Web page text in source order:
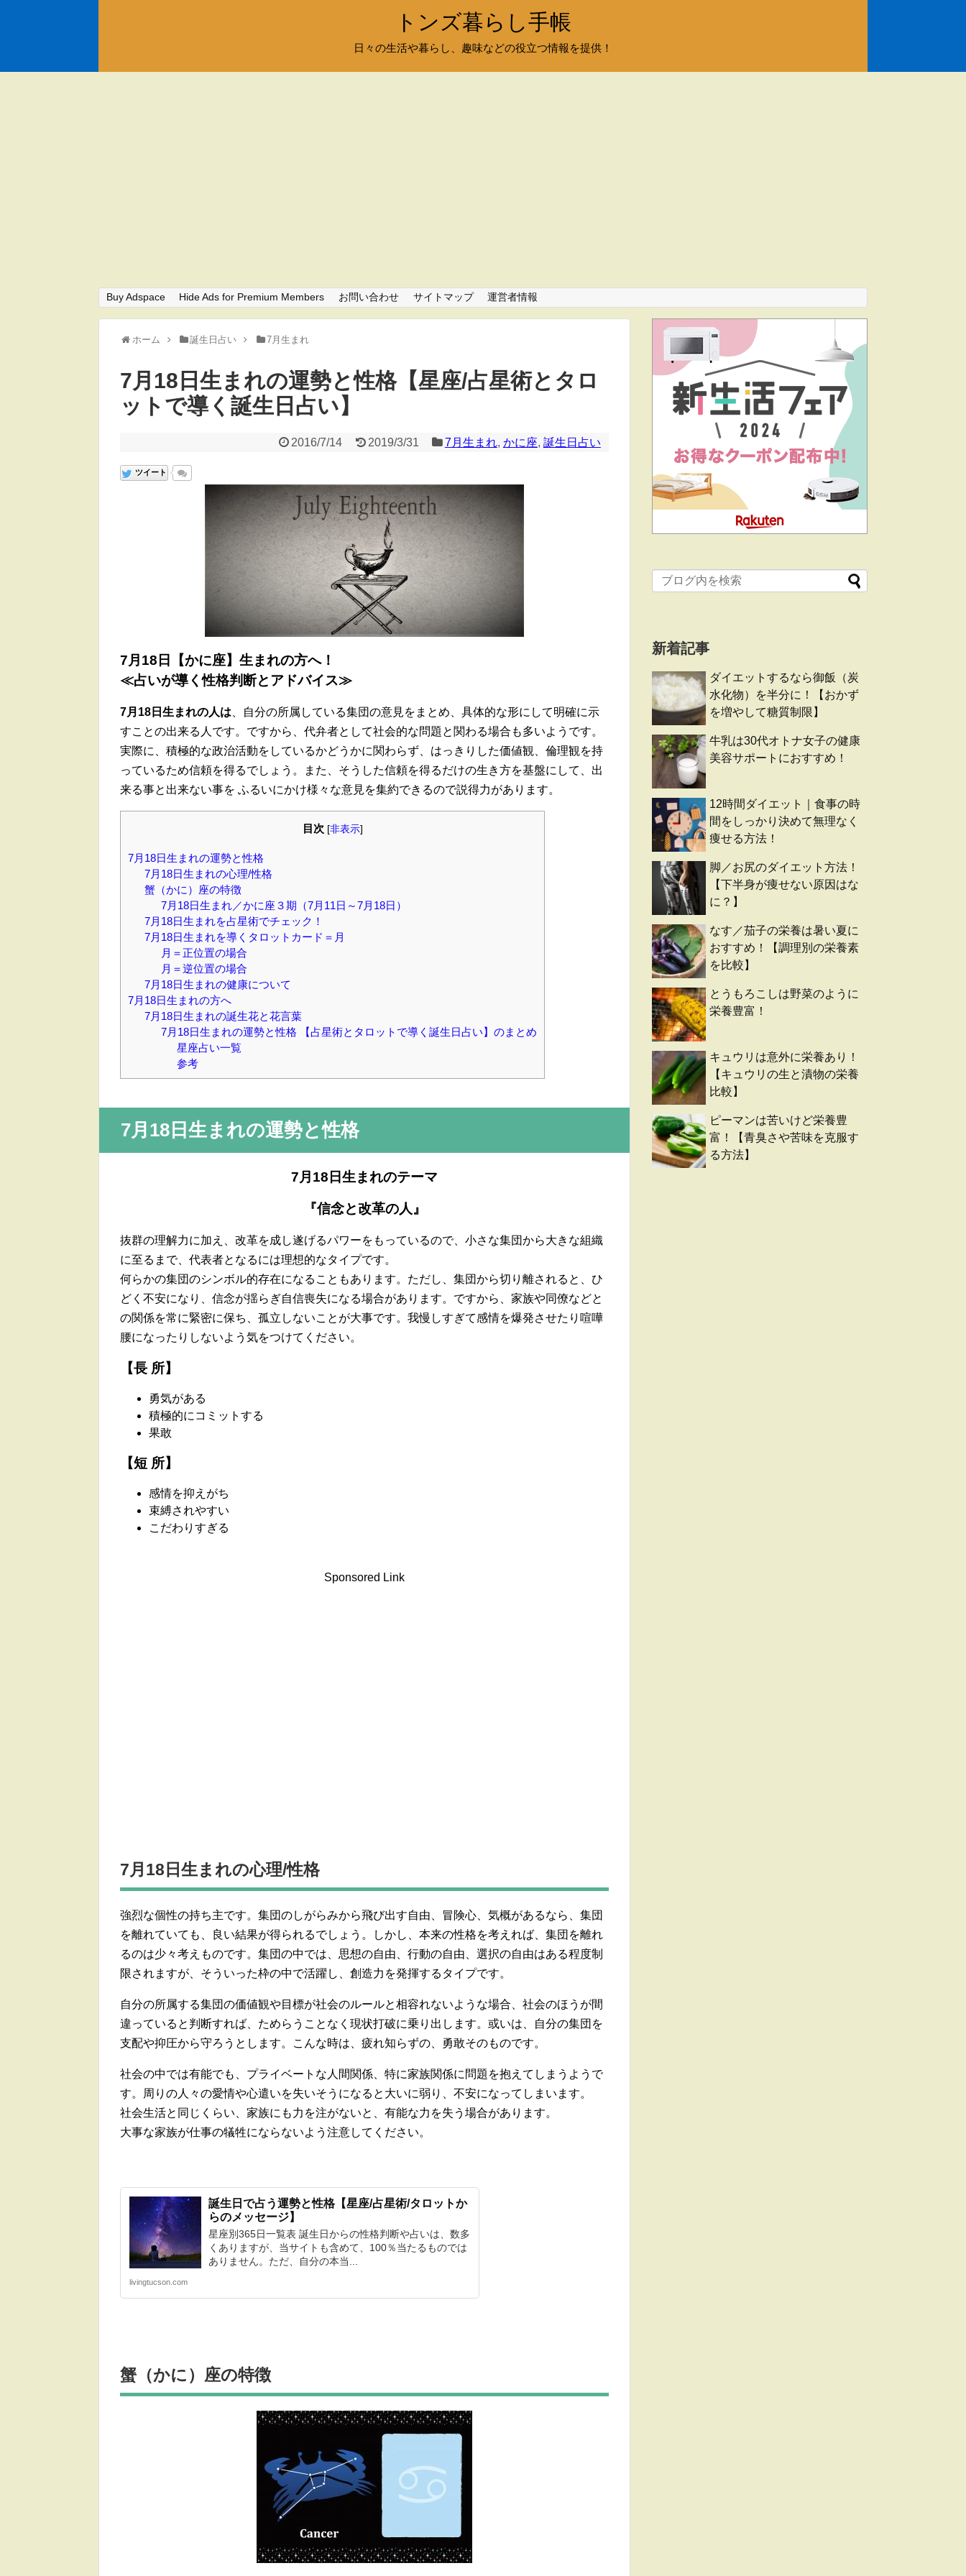
トンズ暮らし手帳
日々の生活や暮らし、趣味などの役立つ情報を提供！
Buy Adspace Hide Ads for Premium Members お問い合わせ サイトマップ 運営者情報
ホーム 誕生日占い 7月生まれ
7月18日生まれの運勢と性格【星座/占星術とタロ
ットで導く誕生日占い】
2016/7/14 2019/3/31 7月生まれ, かに座, 誕生日占い
ツイート
7月18日【かに座】生まれの方へ！
≪占いが導く性格判断とアドバイス≫
7月18日生まれの人は 、自分の所属している集団の意見をまとめ、具体的な形にして明確に示
すことの出来る人です。ですから、代弁者として社会的な問題と関わる場合も多いようです。
実際に、積極的な政治活動をしているかどうかに関わらず、はっきりした価値観、倫理観を持
っているため信頼を得るでしょう。また、そうした信頼を得るだけの生き方を基盤にして、出
来る事と出来ない事を ふるいにかけ様々な意見を集約できるので説得力があります。
目次 [非表示]
7月18日生まれの運勢と性格
7月18日生まれの心理/性格
蟹（かに）座の特徴
7月18日生まれ／かに座３期（7月11日～7月18日）
7月18日生まれを占星術でチェック！
7月18日生まれを導くタロットカード＝月
月＝正位置の場合
月＝逆位置の場合
7月18日生まれの健康について
7月18日生まれの方へ
7月18日生まれの誕生花と花言葉
7月18日生まれの運勢と性格 【占星術とタロットで導く誕生日占い】のまとめ
星座占い一覧
参考
7月18日 生まれの運勢と性格
7月18日生まれのテーマ
『信念と改革の人』
抜群の理解力に加え、改革を成し遂げるパワーをもっているので、小さな集団から大きな組織
に至るまで、代表者となるには理想的なタイプです。
何らかの集団のシンボル的存在になることもあります。ただし、集団から切り離されると、ひ
どく不安になり、信念が揺らぎ自信喪失になる場合があります。ですから、家族や同僚などと
の関係を常に緊密に保ち、孤立しないことが大事です。我慢しすぎて感情を爆発させたり喧嘩
腰になったりしないよう気をつけてください。
【長 所】
勇気がある
積極的にコミットする
果敢
【短 所】
感情を抑えがち
束縛されやすい
こだわりすぎる
Sponsored Link
7月18日生まれの心理/性格
強烈な個性の持ち主です。集団のしがらみから飛び出す自由、冒険心、気概があるなら、集団
を離れていても、良い結果が得られるでしょう。しかし、本来の性格を考えれば、集団を離れ
るのは少々考えものです。集団の中では、思想の自由、行動の自由、選択の自由はある程度制
限されますが、そういった枠の中で活躍し、創造力を発揮するタイプです。
自分の所属する集団の価値観や目標が社会のルールと相容れないような場合、社会のほうが間
違っていると判断すれば、ためらうことなく現状打破に乗り出します。或いは、自分の集団を
支配や抑圧から守ろうとします。こんな時は、疲れ知らずの、勇敢そのものです。
社会の中では有能でも、プライベートな人間関係、特に家族関係に問題を抱えてしまうようで
す。周りの人々の愛情や心遣いを失いそうになると大いに弱り、不安になってしまいます。
社会生活と同じくらい、家族にも力を注がないと、有能な力を失う場合があります。
大事な家族が仕事の犠牲にならないよう注意してください。
誕生日で占う運勢と性格【星座/占星術/タロットか
らのメッセージ】
星座別365日一覧表 誕生日からの性格判断や占いは、数多
くありますが、当サイトも含めて、100％当たるものでは
ありません。ただ、自分の本当...
livingtucson.com
蟹（かに）座の特徴
新着記事
ダイエットするなら御飯（炭
水化物）を半分に！【おかず
を増やして糖質制限】
牛乳は30代オトナ女子の健康
美容サポートにおすすめ！
12時間ダイエット｜食事の時
間をしっかり決めて無理なく
痩せる方法！
脚／お尻のダイエット方法！
【下半身が痩せない原因はな
に？】
なす／茄子の栄養は暑い夏に
おすすめ！【調理別の栄養素
を比較】
とうもろこしは野菜のように
栄養豊富！
キュウリは意外に栄養あり！
【キュウリの生と漬物の栄養
比較】
ピーマンは苦いけど栄養豊
富！【青臭さや苦味を克服す
る方法】